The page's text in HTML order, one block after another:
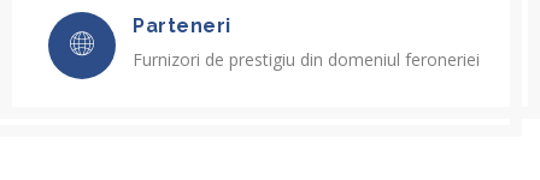
Parteneri
Furnizori de prestigiu din domeniul feroneriei